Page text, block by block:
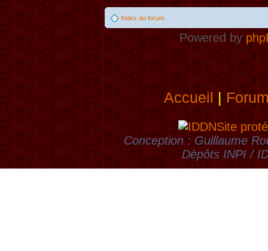
Index du forum
Powered by
Accueil|
Site
Conception : Guillaume
Dèpôts INPI /